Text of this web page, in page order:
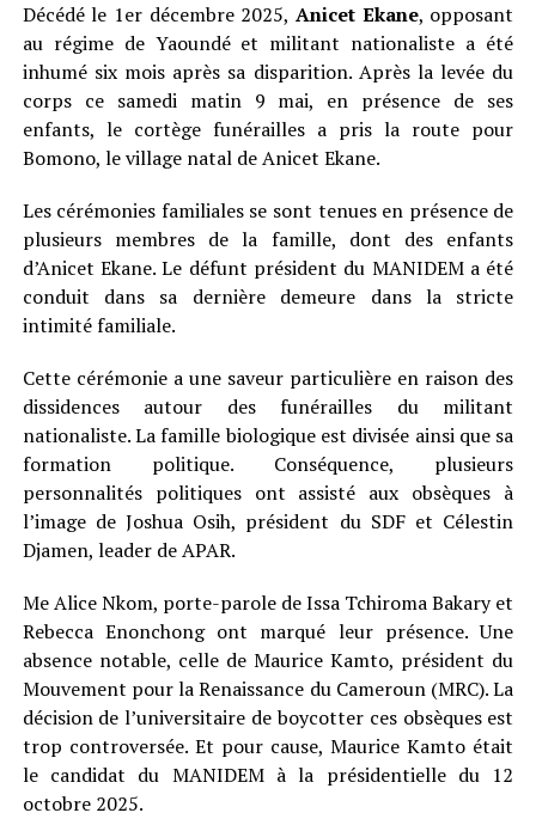
Décédé le 1er décembre 2025, Anicet Ekane, opposant
au régime de Yaoundé et militant nationaliste a été
inhumé six mois après sa disparition. Après la levée du
corps ce samedi matin 9 mai, en présence de ses
enfants, le cortège funérailles a pris la route pour
Bomono, le village natal de Anicet Ekane.
Les cérémonies familiales se sont tenues en présence de
plusieurs membres de la famille, dont des enfants
d’Anicet Ekane. Le défunt président du MANIDEM a été
conduit dans sa dernière demeure dans la stricte
intimité familiale.
Cette cérémonie a une saveur particulière en raison des
dissidences autour des funérailles du militant
nationaliste. La famille biologique est divisée ainsi que sa
formation politique. Conséquence, plusieurs
personnalités politiques ont assisté aux obsèques à
l’image de Joshua Osih, président du SDF et Célestin
Djamen, leader de APAR.
Me Alice Nkom, porte-parole de Issa Tchiroma Bakary et
Rebecca Enonchong ont marqué leur présence. Une
absence notable, celle de Maurice Kamto, président du
Mouvement pour la Renaissance du Cameroun (MRC). La
décision de l’universitaire de boycotter ces obsèques est
trop controversée. Et pour cause, Maurice Kamto était
le candidat du MANIDEM à la présidentielle du 12
octobre 2025.